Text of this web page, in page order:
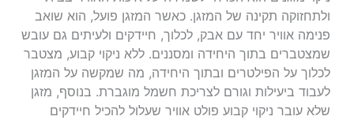
ולתחזוקה תקינה של המזגן. כאשר המזגן פועל, הוא שואב
פנימה אוויר יחד עם אבק, לכלוך, חיידקים ולעיתים גם עובש
שמצטברים בתוך היחידה ומסננים. ללא ניקוי קבוע, מצטבר
לכלוך על הפילטרים ובתוך היחידה, מה שמקשה על המזגן
לעבוד ביעילות וגורם לצריכת חשמל מוגברת. בנוסף, מזגן
שלא עובר ניקוי קבוע פולט אוויר שעלול להכיל חיידקים